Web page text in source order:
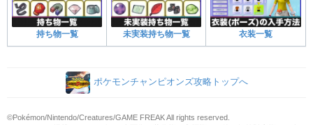
持ち物一覧 未実装持ち物一覧 衣装一覧
ポケモンチャンピオンズ攻略トップへ
©Pokémon/Nintendo/Creatures/GAME FREAK All rights reserved.